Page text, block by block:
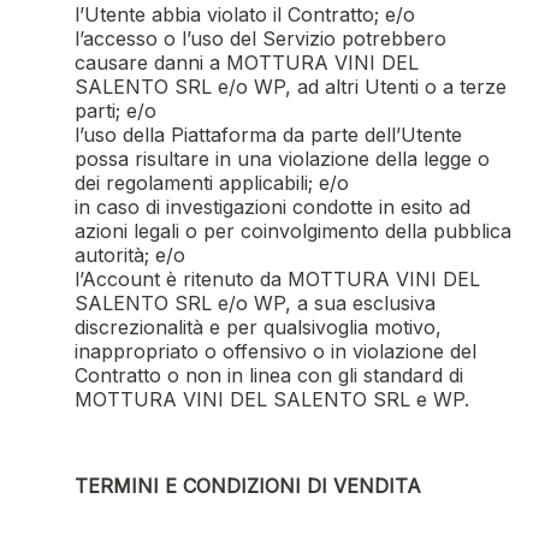
l’Utente abbia violato il Contratto; e/o
l’accesso o l’uso del Servizio potrebbero
causare danni a MOTTURA VINI DEL
SALENTO SRL e/o WP, ad altri Utenti o a terze
parti; e/o
l’uso della Piattaforma da parte dell’Utente
possa risultare in una violazione della legge o
dei regolamenti applicabili; e/o
in caso di investigazioni condotte in esito ad
azioni legali o per coinvolgimento della pubblica
autorità; e/o
l’Account è ritenuto da MOTTURA VINI DEL
SALENTO SRL e/o WP, a sua esclusiva
discrezionalità e per qualsivoglia motivo,
inappropriato o offensivo o in violazione del
Contratto o non in linea con gli standard di
MOTTURA VINI DEL SALENTO SRL e WP.
TERMINI E CONDIZIONI DI VENDITA